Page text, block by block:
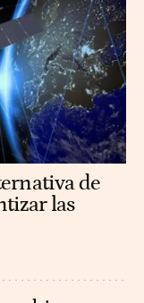
de
las